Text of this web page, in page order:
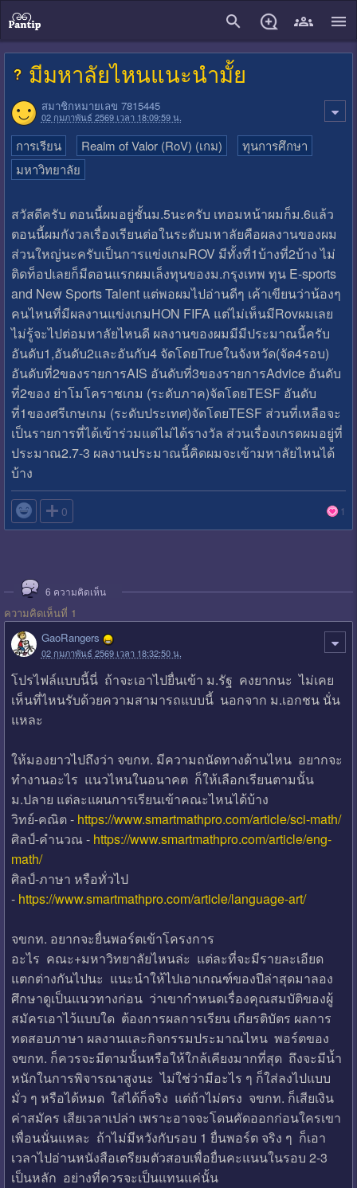
มีมหาลัยไหนแนะนำมั้ย
สมาชิกหมายเลข 7815445
02 กุมภาพันธ์ 2569 เวลา 18:09:59 น.
การเรียน Realm of Valor (RoV) (เกม)
ทุนการศึกษา
มหาวิทยาลัย
สวัสดีครับ ตอนนี้ผมอยู่ชั้นม.5นะครับ เทอมหน้าผมก็ม.6แล้ว
ตอนนี้ผมกังวล​เรื่องเรียนต่อในระดับมหาลัยคือผลงานของผม
ส่วนใหญ่นะครับเป็นการแข่งเกมROV มีทั้งที่1บ้างที่2บ้าง ไม่
ติดท็อปเลยก็มีตอนแรกผมเล็งทุนของม.กรุงเทพ ทุน E-sports
and New Sports Talent แต่พอผมไปอ่านดีๆ เค้าเขียนว่าน้องๆ
คนไหนที่มีผลงานแข่งเกมHON FIFA แต่ไม่เห็นมีRovผมเลย
ไม่รู้จะไปต่อมหาลัยไหนดี ผลงานของผมมีมีประมาณนี้ครับ
​อันดับ1,​อันดับ2และอันกับ4 ​​​จัดโดยTrueในจังหวัด(จัด4รอบ)
อันดับที่2ของรายการAIS อันดับที่3ของรายการAdvice ​อันดับ
ที่2ของ ย่าโมโคราช​เกม (ระดับภาค)จัดโดยTESF อันดับ
ที่1ของศรีเกษเกม (ระดับประเทศ)จัดโดยTESF ส่วนที่เหลือจะ
เป็นรายการที่ได้เข้าร่วมแต่ไม่ได้รางวัล ส่วนเรื่องเกรดผมอยู่ที่
ประมาณ2.7-3 ผลงานประมาณนี้คิดผมจะเข้ามหาลัยไหนได้
บ้าง
 0 1
6 ความคิดเห็น
ความคิดเห็นที่ 1
GaoRangers
02 กุมภาพันธ์ 2569 เวลา 18:32:50 น.
โปรไฟล์แบบนี้นี่ ถ้าจะเอาไปยื่นเข้า ม.รัฐ คงยากนะ ไม่เคย
เห็นที่ไหนรับด้วยความสามารถแบบนี้ นอกจาก ม.เอกชน นั่น
แหละ
ให้มองยาวไปถึงว่า จขกท. มีความถนัดทางด้านไหน อยากจะ
ทำงานอะไร แนวไหนในอนาคต ก็ให้เลือกเรียนตามนั้น
ม.ปลาย แต่ละแผนการเรียนเข้าคณะไหนได้บ้าง
วิทย์-คณิต - https://www.smartmathpro.com/article/sci-math/
ศิลป์-คำนวณ - https://www.smartmathpro.com/article/eng-
math/
ศิลป์-ภาษา หรือทั่วไป
- https://www.smartmathpro.com/article/language-art/
จขกท. อยากจะยื่นพอร์ตเข้าโครงการ
อะไร คณะ+มหาวิทยาลัยไหนล่ะ แต่ละที่จะมีรายละเอียด
แตกต่างกันไปนะ แนะนำให้ไปเอาเกณฑ์ของปีล่าสุดมาลอง
ศึกษาดูเป็นแนวทางก่อน ว่าเขากำหนดเรื่องคุณสมบัติของผู้
สมัครเอาไว้แบบใด ต้องการผลการเรียน เกียรติบัตร ผลการ
ทดสอบภาษา ผลงานและกิจกรรมประมาณไหน พอร์ตของ
จขกท. ก็ควรจะมีตามนั้นหรือให้ใกล้เคียงมากที่สุด ถึงจะมีน้ำ
หนักในการพิจารณาสูงนะ ไม่ใช่ว่ามีอะไร ๆ ก็ใส่ลงไปแบบ
มั่ว ๆ หรือได้หมด ใส่ได้ก็จริง แต่ถ้าไม่ตรง จขกท. ก็เสียเงิน
ค่าสมัคร เสียเวลาเปล่า เพราะอาจจะโดนคัดออกก่อนใครเขา
เพื่อนนั่นแหละ ถ้าไม่มีหวังกับรอบ 1 ยื่นพอร์ต จริง ๆ ก็เอา
เวลาไปอ่านหนังสือเตรียมตัวสอบเพื่อยื่นคะแนนในรอบ 2-3
เป็นหลัก อย่างที่ควรจะเป็นแทนแค่นั้น
close